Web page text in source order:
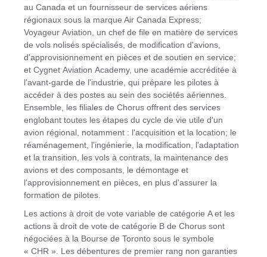
au Canada et un fournisseur de services aériens
régionaux sous la marque Air Canada Express;
Voyageur Aviation, un chef de file en matière de services
de vols nolisés spécialisés, de modification d'avions,
d'approvisionnement en pièces et de soutien en service;
et Cygnet Aviation Academy, une académie accréditée à
l'avant-garde de l'industrie, qui prépare les pilotes à
accéder à des postes au sein des sociétés aériennes.
Ensemble, les filiales de Chorus offrent des services
englobant toutes les étapes du cycle de vie utile d'un
avion régional, notamment : l'acquisition et la location; le
réaménagement, l'ingénierie, la modification, l'adaptation
et la transition, les vols à contrats, la maintenance des
avions et des composants, le démontage et
l'approvisionnement en pièces, en plus d'assurer la
formation de pilotes.
Les actions à droit de vote variable de catégorie A et les
actions à droit de vote de catégorie B de Chorus sont
négociées à la Bourse de Toronto sous le symbole
« CHR ». Les débentures de premier rang non garanties